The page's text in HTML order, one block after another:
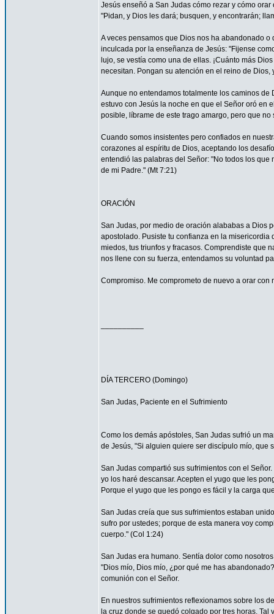
Jesús enseñó a San Judas cómo rezar y cómo
"Pidan, y Dios les dará; busquen, y encontrarán;
A veces pensamos que Dios nos ha abandonado
inculcada por la enseñanza de Jesús: "Fijense
lujo, se vestía como una de ellas. ¡Cuánto más
necesitan. Pongan su atención en el reino de
Aunque no entendamos totalmente los caminos
estuvo con Jesús la noche en que el Señor oró en
posible, líbrame de este trago amargo, pero que
Cuando somos insistentes pero confiados en
corazones al espíritu de Dios, aceptando los
entendió las palabras del Señor: "No todos los
de mi Padre." (Mt 7:21)
ORACIÓN
San Judas, por medio de oración alababas a Dios
apostolado. Pusiste tu confianza en la
miedos, tus triunfos y fracasos. Comprendiste que
nos llene con su fuerza, entendamos su voluntad
Compromiso. Me comprometo de nuevo a orar
DÍA TERCERO (Domingo)
San Judas, Paciente en el Sufrimiento
Como los demás apóstoles, San Judas sufrió un
de Jesús, "Si alguien quiere ser discípulo mío, que
San Judas compartió sus sufrimientos con el
yo los haré descansar. Acepten el yugo que les
Porque el yugo que les pongo es fácil y la carga
San Judas creía que sus sufrimientos estaban
sufro por ustedes; porque de esta manera voy
cuerpo." (Col 1:24)
San Judas era humano. Sentía dolor como
"Dios mío, Dios mío, ¿por qué me has
comunión con el Señor.
En nuestros sufrimientos reflexionamos sobre los
la cruz donde se quedó colgado por tres horas.